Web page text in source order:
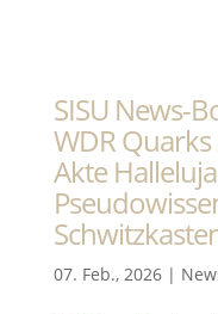
SISU News-
WDR Quarks
Akte
07. Feb., 2026|